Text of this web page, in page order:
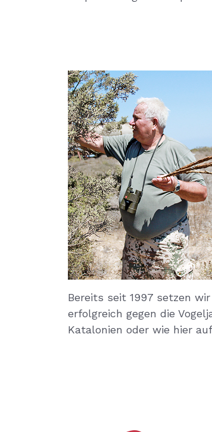
Bereits seit 1997 setzen
erfolgreich gegen die
Katalonien oder wie hier